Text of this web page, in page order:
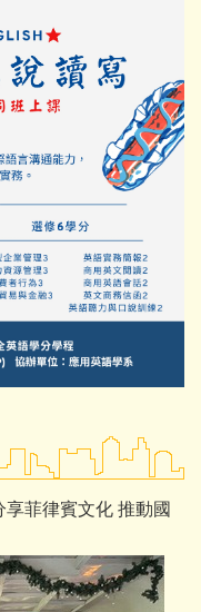
菲律賓文化 推動國